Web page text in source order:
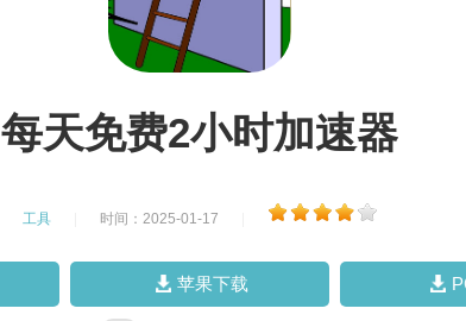
每天免费2小时加速器
工具 时间：2025-01-17
苹果下载